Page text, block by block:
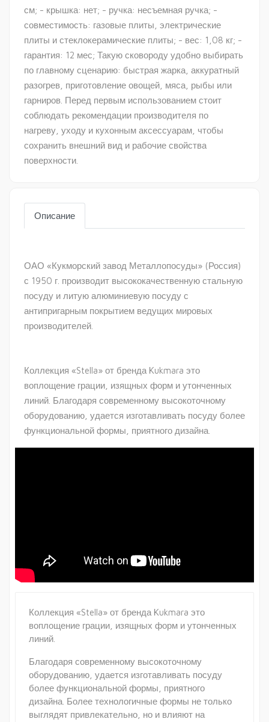
см; - крышка: нет; - ручка: несъемная ручка; -
совместимость: газовые плиты, электрические
плиты и стеклокерамические плиты; - вес: 1,08 кг; -
гарантия: 12 мес; Такую сковороду удобно выбирать
по главному сценарию: быстрая жарка, аккуратный
разогрев, приготовление овощей, мяса, рыбы или
гарниров. Перед первым использованием стоит
соблюдать рекомендации производителя по
нагреву, уходу и кухонным аксессуарам, чтобы
сохранить внешний вид и рабочие свойства
поверхности.
Описание
ОАО «Кукморский завод Металлопосуды» (Россия)
с 1950 г. производит высококачественную стальную
посуду и литую алюминиевую посуду с
антипригарным покрытием ведущих мировых
производителей.
Коллекция «Stella» от бренда Kukmara это
воплощение грации, изящных форм и утонченных
линий. Благодаря современному высокоточному
оборудованию, удается изготавливать посуду более
функциональной формы, приятного дизайна.
Коллекция «Stella» от бренда Kukmara это
воплощение грации, изящных форм и утонченных
линий.
Благодаря современному высокоточному
оборудованию, удается изготавливать посуду
более функциональной формы, приятного
дизайна. Более технологичные формы не только
выглядят привлекательно, но и влияют на